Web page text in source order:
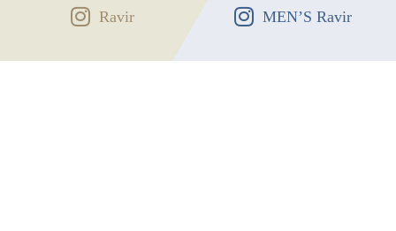
Ravir MEN’S Ravir